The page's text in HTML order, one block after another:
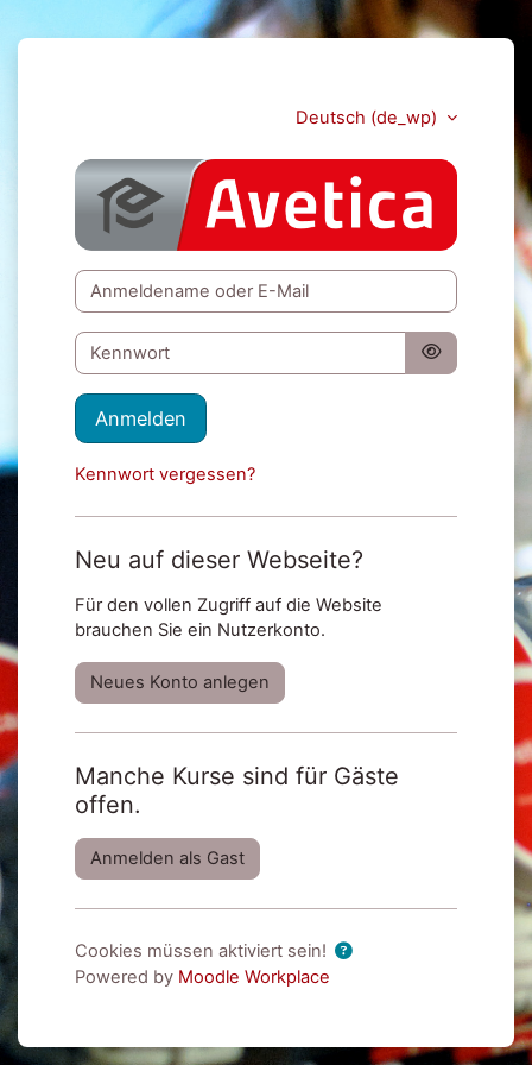
Deutsch ‎(de_wp)‎
Avetica NL
Kontoerstellung abbrechen
Anmeldename oder E-Mail
Kennwort
Anmelden
Kennwort vergessen?
Neu auf dieser Webseite?
Für den vollen Zugriff auf die Website
brauchen Sie ein Nutzerkonto.
Neues Konto anlegen
Manche Kurse sind für Gäste
offen.
Anmelden als Gast
Cookies müssen aktiviert sein!
Powered by Moodle Workplace